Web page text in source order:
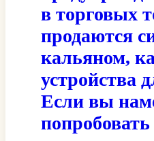
в торговых
продаются
кальяном,
устройства
Если вы